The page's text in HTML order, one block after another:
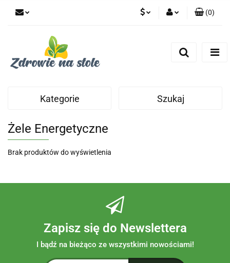
(0)
Kategorie Szukaj
Żele Energetyczne
Brak produktów do wyświetlenia
Zapisz się do Newslettera
I bądź na bieżąco ze wszystkimi nowościami!